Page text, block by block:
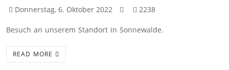
Donnerstag, 6. Oktober 2022 2238
Besuch an unserem Standort in Sonnewalde.
READ MORE